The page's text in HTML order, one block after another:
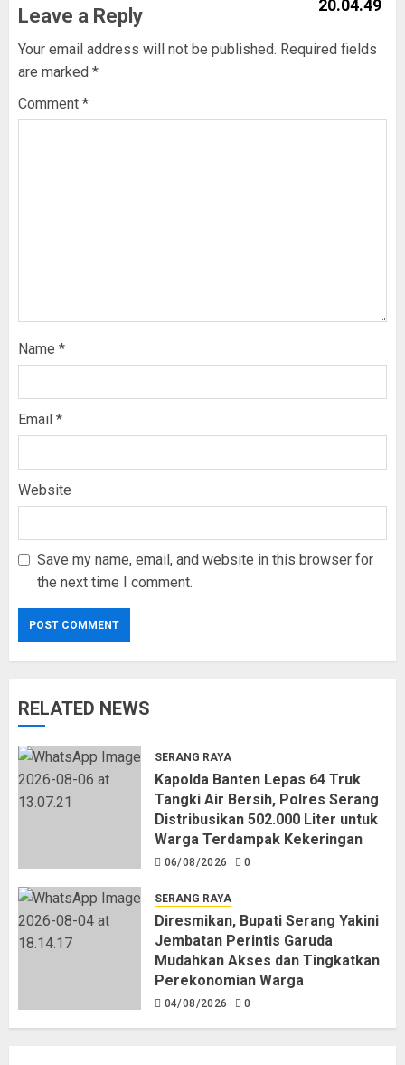
Leave a Reply
Your email address will not be published. Required fields
are marked *
Comment *
Name *
Email *
Website
Save my name, email, and website in this browser for
the next time I comment.
RELATED NEWS
SERANG RAYA
Kapolda Banten Lepas 64 Truk
Tangki Air Bersih, Polres Serang
Distribusikan 502.000 Liter untuk
Warga Terdampak Kekeringan
06/08/2026 0
SERANG RAYA
Diresmikan, Bupati Serang Yakini
Jembatan Perintis Garuda
Mudahkan Akses dan Tingkatkan
Perekonomian Warga
04/08/2026 0